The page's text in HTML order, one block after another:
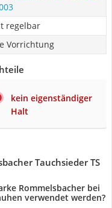
regelbar
Vorrichtung
kein eigenständiger
Halt
Tauchsieder TS
Rommelsbacher bei
verwendet werden?